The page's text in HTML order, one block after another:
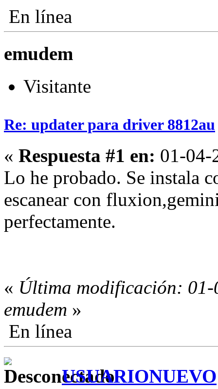
En línea
emudem
Visitante
Re: updater para driver 8812au
« Respuesta #1 en: 01-04-
Lo he probado. Se instala
escanear con
perfectamente.
« Última modificación:
emudem »
En línea
USUARIONUEVO